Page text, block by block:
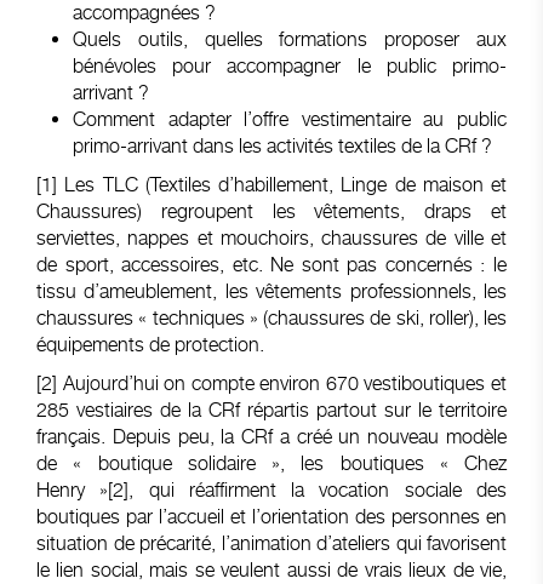
accompagnées ?
Quels outils, quelles formations proposer aux
bénévoles pour accompagner le public primo-
arrivant ?
Comment adapter l’offre vestimentaire au public
primo-arrivant dans les activités textiles de la CRf ?
[1] Les TLC (Textiles d’habillement, Linge de maison et
Chaussures) regroupent les vêtements, draps et
serviettes, nappes et mouchoirs, chaussures de ville et
de sport, accessoires, etc. Ne sont pas concernés : le
tissu d’ameublement, les vêtements professionnels, les
chaussures « techniques » (chaussures de ski, roller), les
équipements de protection.
[2] Aujourd’hui on compte environ 670 vestiboutiques et
285 vestiaires de la CRf répartis partout sur le territoire
français. Depuis peu, la CRf a créé un nouveau modèle
de « boutique solidaire », les boutiques « Chez
Henry »[2], qui réaffirment la vocation sociale des
boutiques par l’accueil et l’orientation des personnes en
situation de précarité, l’animation d’ateliers qui favorisent
le lien social, mais se veulent aussi de vrais lieux de vie,